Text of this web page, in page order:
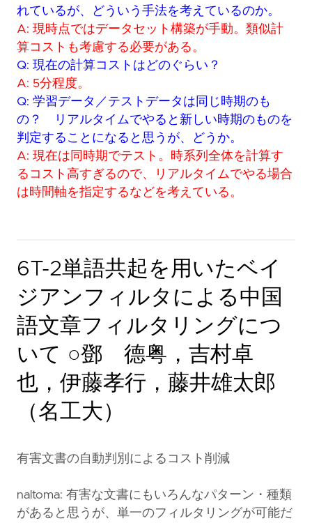
れているが、どういう手法を考えているのか。
A: 現時点ではデータセット構築が手動。類似計
算コストも考慮する必要がある。
Q: 現在の計算コストはどのぐらい？
A: 5分程度。
Q: 学習データ／テストデータは同じ時期のも
の？ リアルタイムでやると新しい時期のものを
判定することになると思うが、どうか。
A: 現在は同時期でテスト。時系列全体を計算す
るコスト高すぎるので、リアルタイムでやる場合
は時間軸を指定するなどを考えている。
6T-2単語共起を用いたベイ
ジアンフィルタによる中国
語文章フィルタリングにつ
いて ○鄧 德粤，吉村卓
也，伊藤孝行，藤井雄太郎
（名工大）
有害文書の自動判別によるコスト削減
naltoma: 有害な文書にもいろんなパターン・種類
があると思うが、単一のフィルタリングが可能だ